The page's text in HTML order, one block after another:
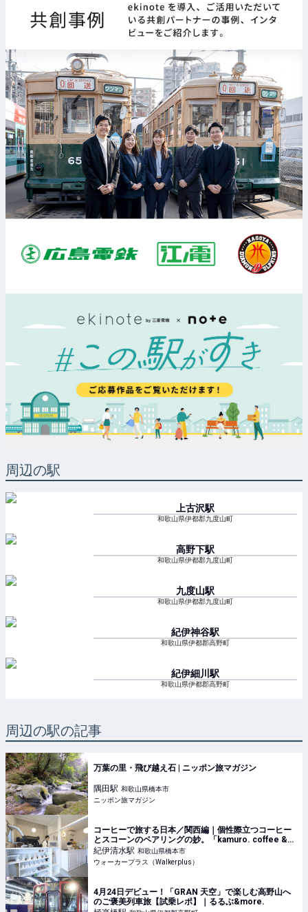
周辺の駅
上古沢駅
和歌山県伊都郡九度山町
高野下駅
和歌山県伊都郡九度山町
九度山駅
和歌山県伊都郡九度山町
紀伊神谷駅
和歌山県伊都郡高野町
紀伊細川 駅
和歌山県伊都郡高野町
周辺の駅の記事
万葉の里・飛び越え石 | ニッポン旅マガジン
隅田駅 和歌山県橋本市
ニッポン旅マガジン
コーヒーで旅する日本／関西編｜個性際立つコーヒー
とスコーンのペアリングの妙。「kamuro. coffee &
scone」で味わう“おいしい化学反応”(1/2)｜ウォーカ
ープラス
紀伊清水駅 和歌山県橋本市
ウォーカープラス（Walkerplus）
4月24日デビュー！「GRAN 天空」で楽しむ高野山へ
のご褒美列車旅【試乗レポ】｜るるぶ&more.